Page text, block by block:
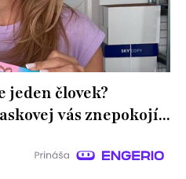
jeden človek?
vás znepokojí...